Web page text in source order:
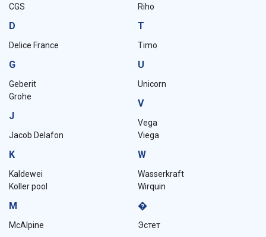
CGS
D
Delice France
G
Geberit
Grohe
J
Jacob Delafon
K
Kaldewei
Koller pool
M
McAlpine
Riho
T
Timo
U
Unicorn
V
Vega
Viega
W
Wasserkraft
Wirquin
�
Эстет